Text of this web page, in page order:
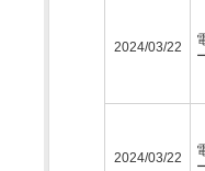
2024/03/22
2024/03/22